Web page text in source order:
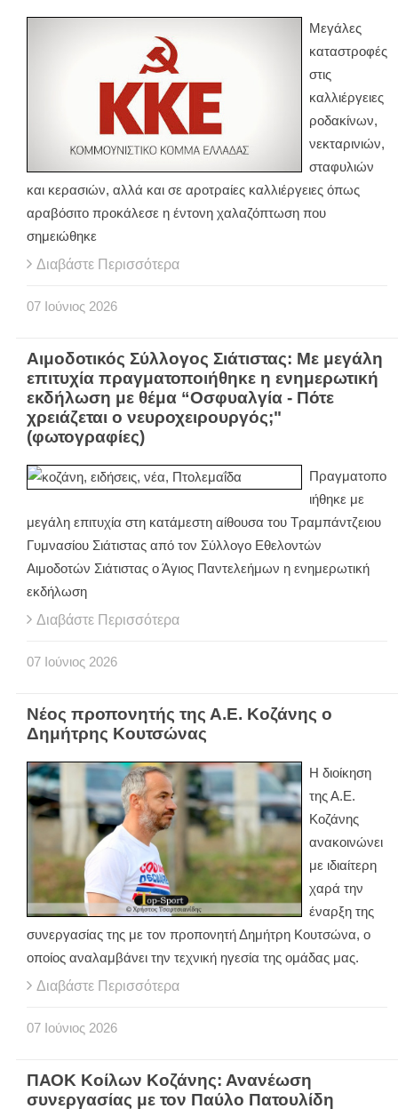
Μεγάλες
καταστροφές
στις
καλλιέργειες
ροδακίνων,
νεκταρινιών,
σταφυλιών
και κερασιών, αλλά και σε αροτραίες καλλιέργειες όπως
αραβόσιτο προκάλεσε η έντονη χαλαζόπτωση που
σημειώθηκε
Διαβάστε Περισσότερα
07 Ιούνιος 2026
Αιμοδοτικός Σύλλογος Σιάτιστας: Με μεγάλη
επιτυχία πραγματοποιήθηκε η ενημερωτική
εκδήλωση με θέμα “Οσφυαλγία - Πότε
χρειάζεται ο νευροχειρουργός;"
(φωτογραφίες)
Πραγματοπο
ιήθηκε με
μεγάλη επιτυχία στη κατάμεστη αίθουσα του Τραμπάντζειου
Γυμνασίου Σιάτιστας από τον Σύλλογο Εθελοντών
Αιμοδοτών Σιάτιστας ο Άγιος Παντελεήμων η ενημερωτική
εκδήλωση
Διαβάστε Περισσότερα
07 Ιούνιος 2026
Νέος προπονητής της Α.Ε. Κοζάνης ο
Δημήτρης Κουτσώνας
Η διοίκηση
της Α.Ε.
Κοζάνης
ανακοινώνει
με ιδιαίτερη
χαρά την
έναρξη της
συνεργασίας της με τον προπονητή Δημήτρη Κουτσώνα, ο
οποίος αναλαμβάνει την τεχνική ηγεσία της ομάδας μας.
Διαβάστε Περισσότερα
07 Ιούνιος 2026
ΠΑΟΚ Κοίλων Κοζάνης: Ανανέωση
συνεργασίας με τον Παύλο Πατουλίδη